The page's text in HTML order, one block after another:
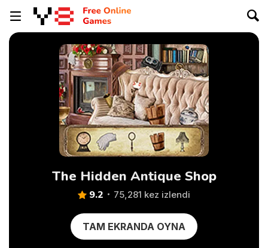
The Hidden Antique Shop
9.2 75,281 kez izlendi
TAM EKRANDA OYNA